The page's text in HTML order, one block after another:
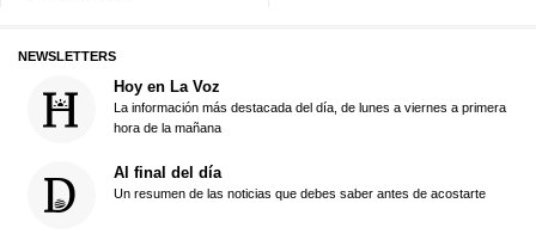
NEWSLETTERS
Hoy en La Voz
La información más destacada del día, de lunes a viernes a primera
hora de la mañana
Al final del día
Un resumen de las noticias que debes saber antes de acostarte